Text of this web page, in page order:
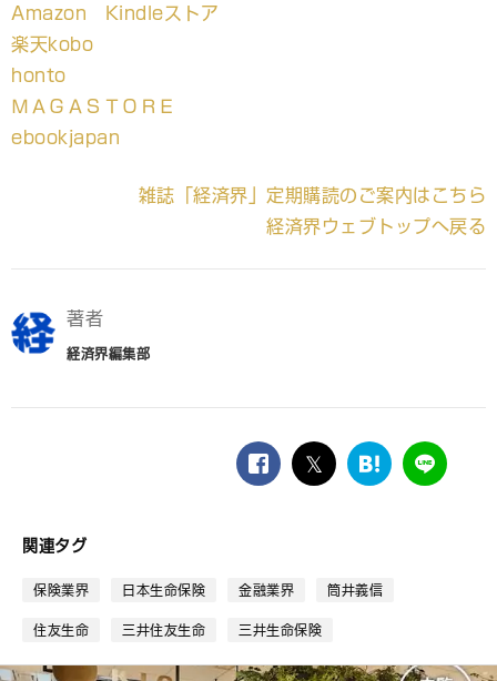
Amazon Kindleストア
楽天kobo
honto
ＭＡＧＡＳＴＯＲＥ
ebookjapan
雑誌「経済界」定期購読のご案内はこちら
経済界ウェブトップへ戻る
著者
経済界編集部
facebook
twitter
は
ク
LINE
関連タグ
保険業界 日本生命保険 金融業界 筒井義信
住友生命 三井住友生命 三井生命保険